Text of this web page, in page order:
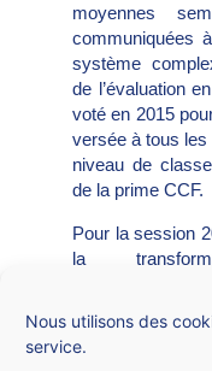
Nous utilisons des
service.
moyennes
communiquées
système
de l’évaluation
voté en 2015
versée à tous
niveau de
de la prime CCF.
Pour la session
la
notes
ponctuelle finale